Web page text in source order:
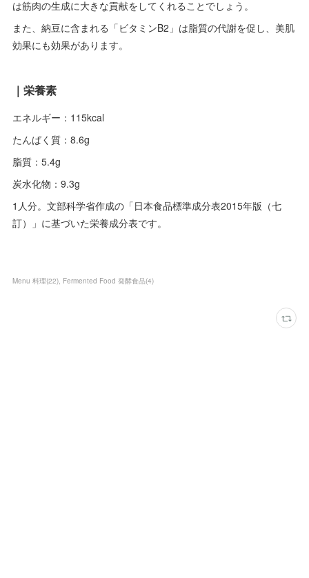
は筋肉の生成に大きな貢献をしてくれることでしょう。
また、納豆に含まれる「ビタミンB2」は脂質の代謝を促し、美肌
効果にも効果があります。
｜栄養素
エネルギー：115kcal
たんぱく質：8.6g
脂質：5.4g
炭水化物：9.3g
1人分。文部科学省作成の「日本食品標準成分表2015年版（七
訂）」に基づいた栄養成分表です。
Menu 料理(22) Fermented Food 発酵食品(4)